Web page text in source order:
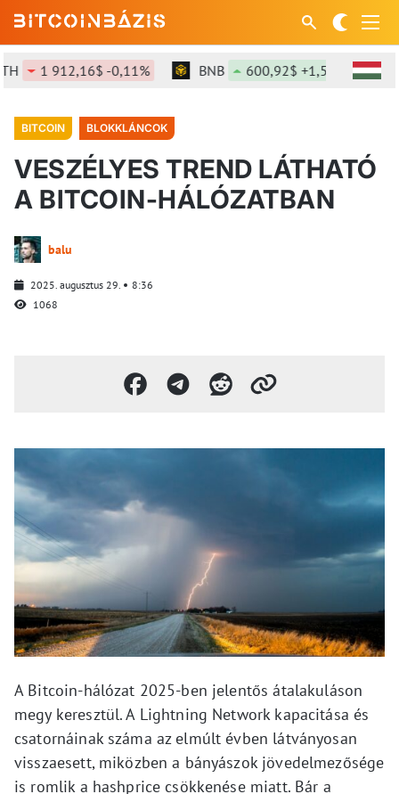
1 912,16$ -0,11% BNB 600,92$ +1,54%
BITCOIN BLOKKLÁNCOK
VESZÉLYES TREND LÁTHATÓ
A BITCOIN-HÁLÓZATBAN
balu
2025. augusztus 29.
8:36
1068
A Bitcoin-hálózat 2025-ben jelentős átalakuláson
megy keresztül. A Lightning Network kapacitása és
csatornáinak száma az elmúlt évben látványosan
visszaesett, miközben a bányászok jövedelmezősége
is romlik a hashprice csökkenése miatt. Bár a